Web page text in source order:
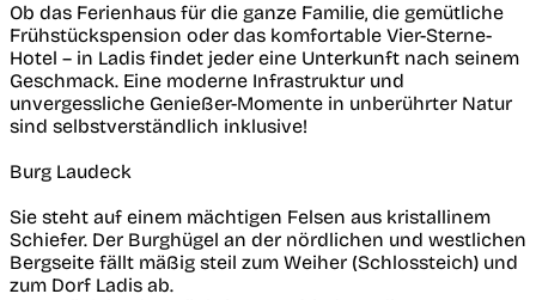
Ob das Ferienhaus für die ganze Familie, die gemütliche
Frühstückspension oder das komfortable Vier-Sterne-
Hotel – in Ladis findet jeder eine Unterkunft nach seinem
Geschmack. Eine moderne Infrastruktur und
unvergessliche Genießer-Momente in unberührter Natur
sind selbstverständlich inklusive!
Burg Laudeck
Sie steht auf einem mächtigen Felsen aus kristallinem
Schiefer. Der Burghügel an der nördlichen und westlichen
Bergseite fällt mäßig steil zum Weiher (Schlossteich) und
zum Dorf Ladis ab.